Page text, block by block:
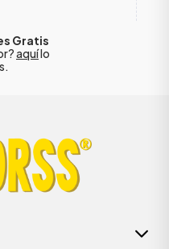
Gratis
aquílo